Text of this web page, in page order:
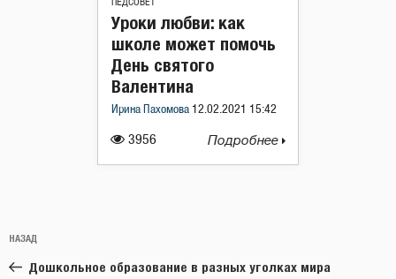
3956
Уроки любви: как
школе может помочь
День святого
Валентина
Ирина Пахомова 12.02.2021 15:42
Подробнее
по
записям
Предыдущая
запись:
НАЗАД
Дошкольное образование в разных уголках мира